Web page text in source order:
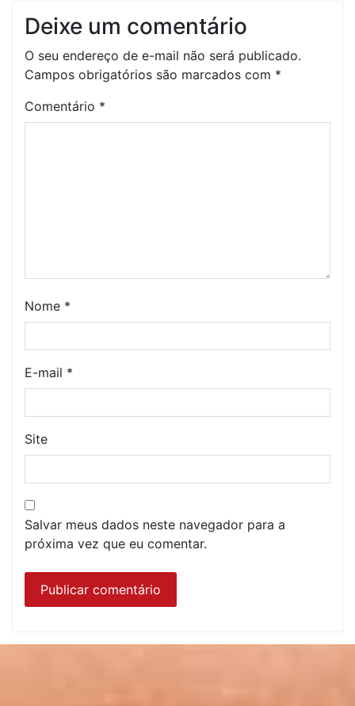
Deixe um comentário
O seu endereço de e-mail não será publicado.
Campos obrigatórios são marcados com *
Comentário *
Nome *
E-mail *
Site
Salvar meus dados neste navegador para a
próxima vez que eu comentar.